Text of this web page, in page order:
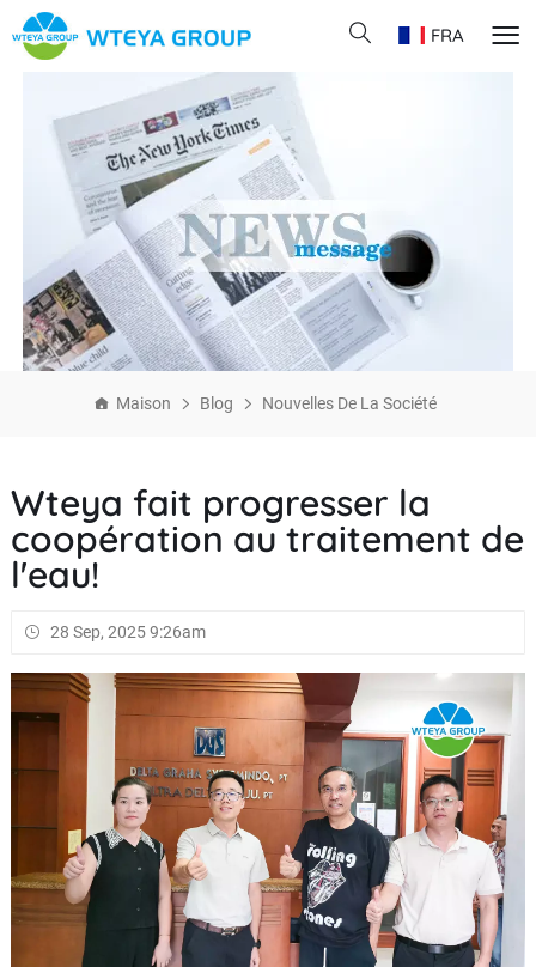
FRA
Maison Blog Nouvelles De La Société
Wteya fait progresser la
coopération au traitement de
l'eau!
28 Sep, 2025 9:26am